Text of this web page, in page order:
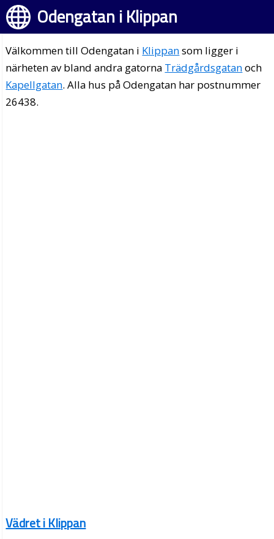
Odengatan i Klippan
Välkommen till Odengatan i Klippansom ligger i
närheten av bland andra gatorna Trädgårdsgatanoch
Kapellgatan. Alla hus på Odengatan har postnummer
26438.
Vädret i Klippan